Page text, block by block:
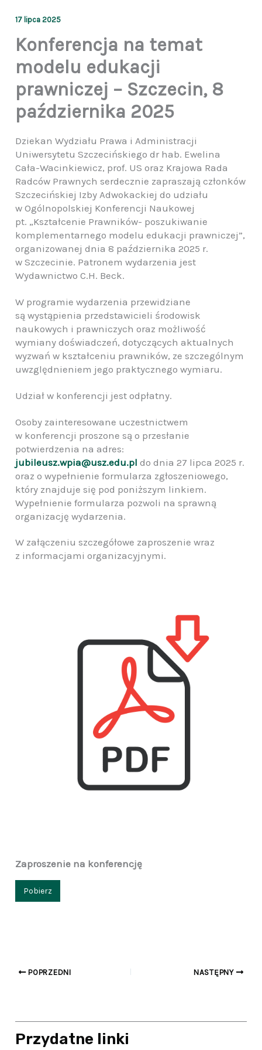
17 lipca 2025
Konferencja na temat
modelu edukacji
prawniczej – Szczecin, 8
października 2025
Dziekan Wydziału Prawa i Administracji
Uniwersytetu Szczecińskiego dr hab. Ewelina
Cała-Wacinkiewicz, prof. US oraz Krajowa Rada
Radców Prawnych serdecznie zapraszają członków
Szczecińskiej Izby Adwokackiej do udziału
w Ogólnopolskiej Konferencji Naukowej
pt. „Kształcenie Prawników- poszukiwanie
komplementarnego modelu edukacji prawniczej”,
organizowanej dnia 8 października 2025 r.
w Szczecinie. Patronem wydarzenia jest
Wydawnictwo C.H. Beck.
W programie wydarzenia przewidziane
są wystąpienia przedstawicieli środowisk
naukowych i prawniczych oraz możliwość
wymiany doświadczeń, dotyczących aktualnych
wyzwań w kształceniu prawników, ze szczególnym
uwzględnieniem jego praktycznego wymiaru.
Udział w konferencji jest odpłatny.
Osoby zainteresowane uczestnictwem
w konferencji proszone są o przesłanie
potwierdzenia na adres:
jubileusz.wpia@usz.edu.pl do dnia 27 lipca 2025 r.
oraz o wypełnienie formularza zgłoszeniowego,
który znajduje się pod poniższym linkiem.
Wypełnienie formularza pozwoli na sprawną
organizację wydarzenia.
W załączeniu szczegółowe zaproszenie wraz
z informacjami organizacyjnymi.
Zaproszenie na konferencję
Pobierz
POPRZEDNI NASTĘPNY
Przydatne linki